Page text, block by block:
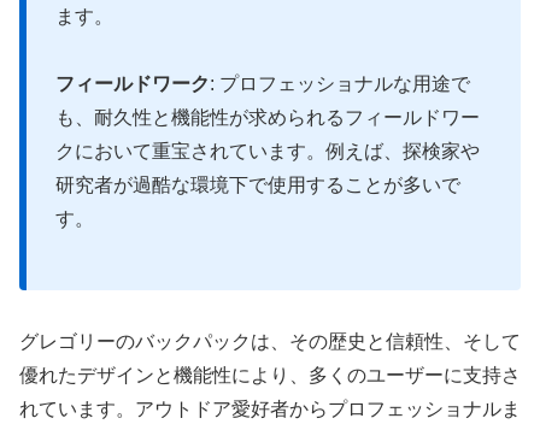
ます。
フィールドワーク: プロフェッショナルな用途で
も、耐久性と機能性が求められるフィールドワー
クにおいて重宝されています。例えば、探検家や
研究者が過酷な環境下で使用することが多いで
す。
グレゴリーのバックパックは、その歴史と信頼性、そして
優れたデザインと機能性により、多くのユーザーに支持さ
れています。アウトドア愛好者からプロフェッショナルま